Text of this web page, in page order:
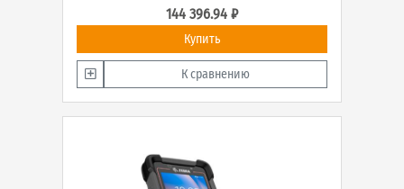
144 396.94 ₽
Купить
К сравнению